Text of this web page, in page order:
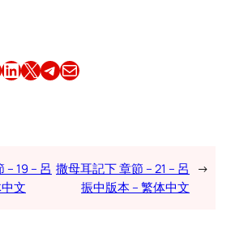
Share this article on LinkedIn Share this article on X Share this article on TelegramEmail this Article
– 19 – 呂
文
撒母耳記下 章節 – 21 – 呂
振中版本 – 繁体中文
→